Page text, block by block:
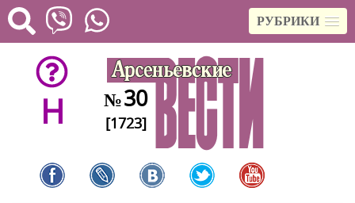
РУБРИКИ
H №30
[1723]